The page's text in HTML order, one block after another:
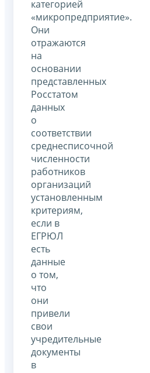
категорией
«микропредприятие».
Они
отражаются
на
основании
представленных
Росстатом
данных
о
соответствии
среднесписочной
численности
работников
организаций
установленным
критериям,
если в
ЕГРЮЛ
есть
данные
о том,
что
они
привели
свои
учредительные
документы
в